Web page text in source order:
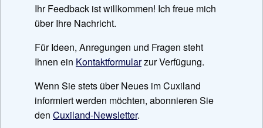
Ihr Feedback ist willkommen! Ich freue mich
über Ihre Nachricht.
Für Ideen, Anregungen und Fragen steht
Ihnen ein Kontaktformularzur Verfügung.
Wenn Sie stets über Neues im Cuxiland
informiert werden möchten, abonnieren Sie
den Cuxiland-Newsletter.